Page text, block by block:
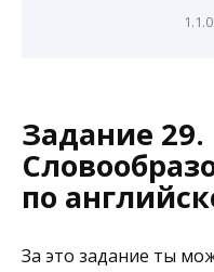
Задание 29.
по
За это задание ты